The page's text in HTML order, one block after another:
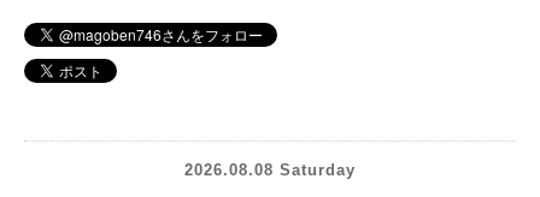
2026.08.08 Saturday